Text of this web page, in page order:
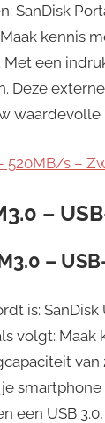
kennis
een
Deze
waardevolle
520MB/s –
–
–
is: SanDisk
volgt: Maak
van
een USB